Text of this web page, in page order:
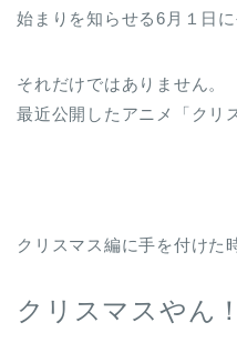
始まりを知らせる6月１日
それだけではありません。
最近公開したアニメ「クリ
クリスマス編に手を付けた
クリスマスやん